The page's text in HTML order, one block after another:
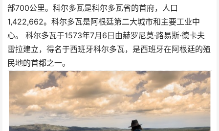
部700公里。科尔多瓦是科尔多瓦省的首府，人口
1,422,662。科尔多瓦是阿根廷第二大城市和主要工业中
心。 科尔多瓦于1573年7月6日由赫罗尼莫·路易斯·德卡夫
雷拉建立，得名于西班牙科尔多瓦，是西班牙在阿根廷的殖
民地的首都之一。